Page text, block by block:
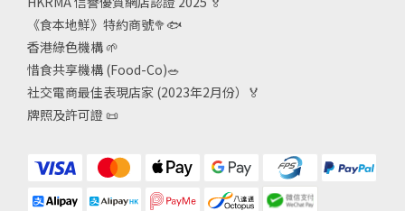
《食本地鮮》特約商號🥦🐟
香港綠色機構 🌱
惜食共享機構 (Food-Co)🥗
社交電商最佳表現店家 (2023年2月份）🏅
牌照及許可證 📜